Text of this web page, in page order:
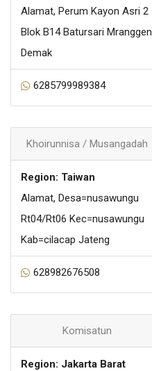
Alamat, Perum Kayon Asri 2
Blok B14 Batursari Mranggen
Demak
6285799989384
Khoirunnisa / Musangadah
Region: Taiwan
Alamat, Desa=nusawungu
Rt04/Rt06 Kec=nusawungu
Kab=cilacap Jateng
628982676508
Komisatun
Region: Jakarta Barat